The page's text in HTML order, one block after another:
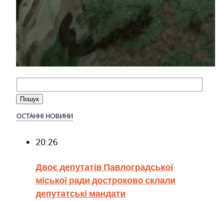
ОСТАННІ НОВИНИ
20:26
Двоє депутатів Павлоградської
міської ради достроково склали
депутатські мандати